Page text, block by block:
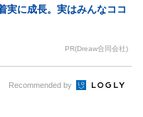
実に成長。実はみんなココ
PR(Dreaw合同会社)
Recommended by